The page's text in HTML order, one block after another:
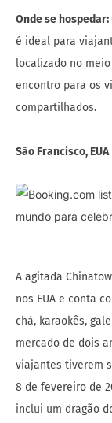
Onde se hospedar:
é ideal para
localizado no
encontro para os
compartilhados.
São Francisco, EUA
A agitada
nos EUA e conta
chá, karaokês,
mercado de dois
viajantes tiverem
8 de fevereiro de
inclui um dragão